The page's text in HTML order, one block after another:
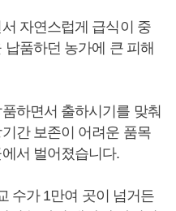
자연스럽게 급식이 중
품하던 농가에 큰 피해
하면서 출하시기를 맞춰
간 보존이 어려운 품목
서 벌어졌습니다.
수가 1만여 곳이 넘거든